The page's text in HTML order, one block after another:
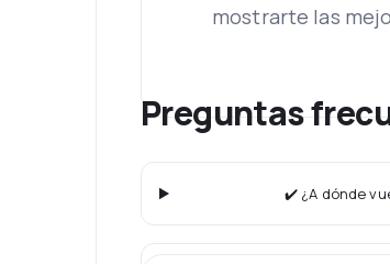
mostrarte las
Preguntas
✔️ ¿A dónde